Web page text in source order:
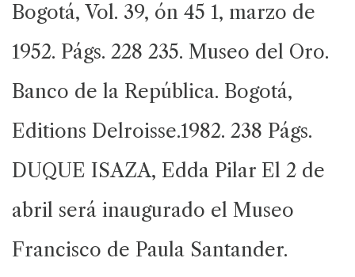
Bogotá, Vol. 39, ón 45 1, marzo de
1952. Págs. 228 235. Museo del Oro.
Banco de la República. Bogotá,
Editions Delroisse.1982. 238 Págs.
DUQUE ISAZA, Edda Pilar El 2 de
abril será inaugurado el Museo
Francisco de Paula Santander.